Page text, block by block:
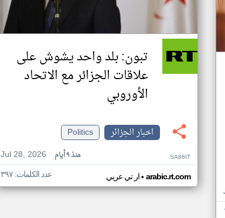
تبون: بلد واحد يشوش على
علاقات الجزائر مع الاتحاد
الأوروبي
اخبار الجزائر
Politics
Jul 28, 2026
منذ ٩ أيام SA86IT
ار تي عربي• arabic.rt.com عدد الكلمات: ٣٩٧